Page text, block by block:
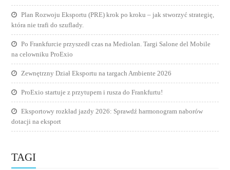
Plan Rozwoju Eksportu (PRE) krok po kroku – jak stworzyć strategię,
która nie trafi do szuflady.
Po Frankfurcie przyszedł czas na Mediolan. Targi Salone del Mobile
na celowniku ProExio
Zewnętrzny Dział Eksportu na targach Ambiente 2026
ProExio startuje z przytupem i rusza do Frankfurtu!
Eksportowy rozkład jazdy 2026: Sprawdź harmonogram naborów
dotacji na eksport
TAGI